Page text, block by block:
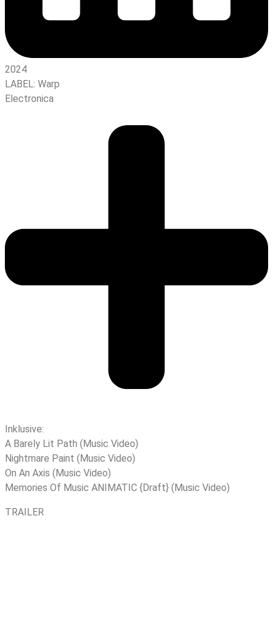
2024
LABEL: Warp
Electronica
Inklusive:
A Barely Lit Path (Music Video)
Nightmare Paint (Music Video)
On An Axis (Music Video)
Memories Of Music ANIMATIC {Draft} (Music Video)
TRAILER